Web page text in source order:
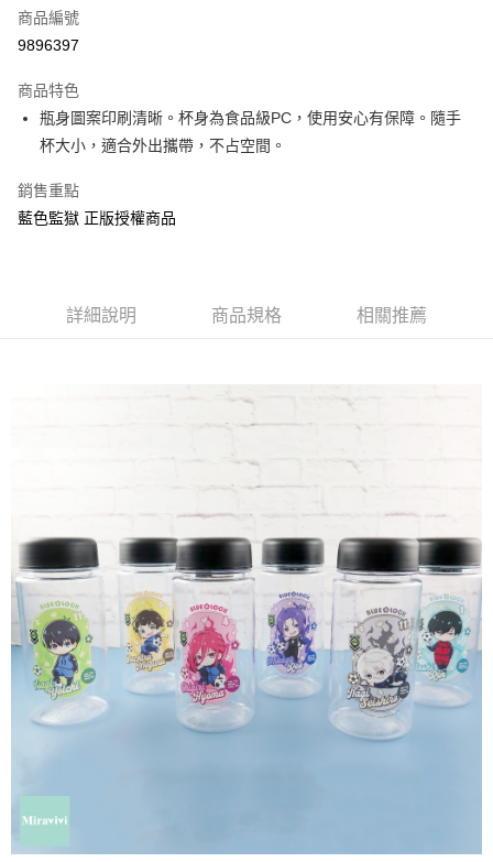
超商取貨付款
Apple Pay
街口支付
悠遊付
AFTEE先享後付是「在收到商品之後才付款」的支付方式。 讓您購物簡單
便利好安心！
３．安心：先確認商品／服務後，再付款。
【「AFTEE先享後付」結帳流程】
結帳頁面，進行簡訊認證並確認金額後，即可完成結帳。
２．訂單成立數日內，您將收到繳費通知簡訊。
※ 請注意：結帳手續完成當下不需立刻繳費，但若您需要取消訂單，請聯絡
購買商品的店家。未經商家同意取消之訂單仍視為有效，需透過AFTEE先享
後付繳納相關費用。
※ 交易是否成功請以「AFTEE先享後付 」之結帳頁面顯示為準，若有關於
是否繳費成功／繳費後需取消欲退款等相關疑問，請聯繫「AFTEE先享後付
客戶支援中心」
https://netprotections.freshdesk.com/support/home
【注意事項】
１．透過由恩沛科技股份有限公司提供之「AFTEE先享後付」服務完成之交
易，需依本服務之必要範圍內提供個人資料，並將交易相關給付款項請求債
「AFTEE先享後付」，若未經同意申辦者引起之損失，本公司不負相關責
ATM付款
每筆NT$60，滿NT$499(含以上)免運費
每筆NT$60，滿NT$499(含以上)免運費
7-11付款取貨
每筆NT$60，滿NT$499(含以上)免運費
付款後7-11取貨
每筆NT$60，滿NT$499(含以上)免運費
宅配
每筆NT$120，滿NT$499(含以上)免運費
商品編號
9896397
商品特色
瓶身圖案印刷清晰。杯身為食品級PC，使用安心有保障。隨手
杯大小，適合外出攜帶，不占空間。
銷售重點
藍色監獄 正版授權商品
詳細說明 商品規格 相關推薦